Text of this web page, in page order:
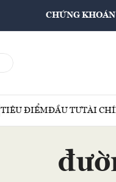
CHỨNG KHOÁN
TIÊU ĐIỂMĐẦU TƯTÀI